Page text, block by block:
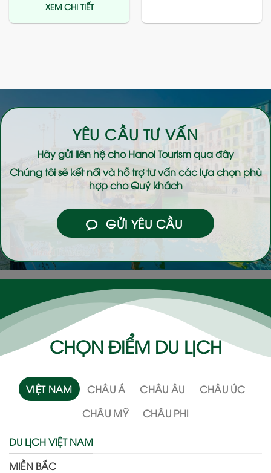
XEM CHI TIẾT
YÊU CẦU TƯ VẤN
Hãy gửi liên hệ choHanoi Tourismqua đây
Chúng tôi sẽ kết nối và hỗ trợ tư vấn các lựa chọn phù
hợp cho Quý khách
GỬI YÊU CẦU
CHỌN ĐIỂM DU LỊCH
VIỆT NAM CHÂU Á CHÂU ÂU
CHÂU ÚC
CHÂU MỸ
CHÂU PHI
DU LỊCH VIỆT NAM
MIỀN BẮC